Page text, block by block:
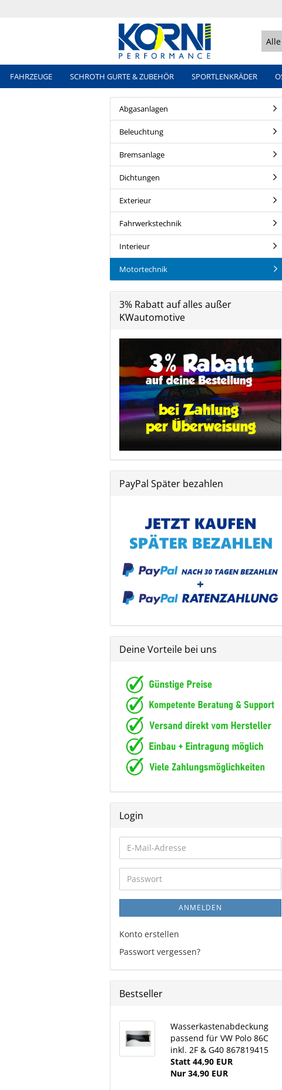
Alle
FAHRZEUGE SCHROTH GURTE & ZUBEHÖR SPORTLENKRÄDER
Abgasanlagen
Beleuchtung
Bremsanlage
Dichtungen
Exterieur
Fahrwerkstechnik
Interieur
Motortechnik
3% Rabatt auf alles außer
KWautomotive
PayPal Später bezahlen
Deine Vorteile bei uns
Login
E-
Mail-
Adresse
Passwort
ANMELDEN
Konto erstellen
Passwort vergessen?
Bestseller
Wasserkastenabdeckung
passend für VW Polo 86C
inkl. 2F & G40 867819415
Statt 44,90 EUR
Nur 34,90 EUR